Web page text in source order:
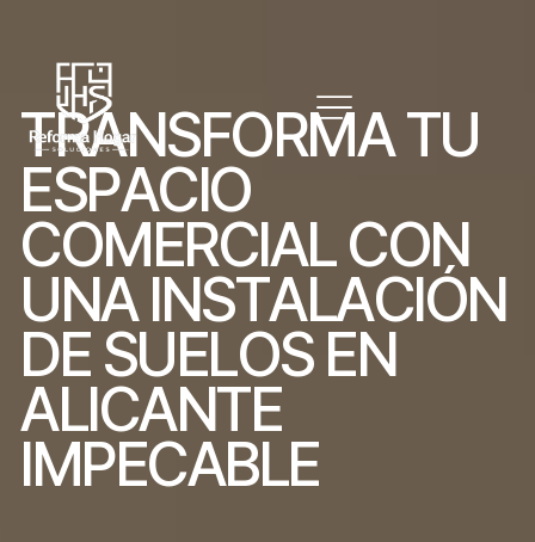
TRANSFORMATU
ESPACIO
COMERCIALCON
UNA INSTALACIÓN
DE SUELOS EN
ALICANTE
IMPECABLE